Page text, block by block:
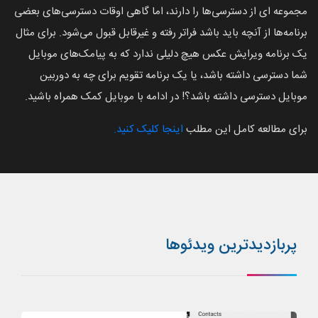
مجموعه ای از دسترسی‌ها را دارند، اما گاهی اوقات دسترسی‌های بعضی
برنامه‌ها از آنچه باید باشد فراتر رفته و غیرقابل‌ قبول می‌شود. برای مثال
یک برنامه ویرایش عکس هیچ دلیلی ندارد که به پیامک‌های موبایل
شما دسترسی داشته باشد، یا یک برنامه تقویم برای چه به دوربین
موبایل دسترسی داشته باشد؟! در ادامه با موبایل کمک همراه باشید.
برای مطالعه کامل این مطلب اینجا کلیک کنید.
پربازدیدترین ویدئوها